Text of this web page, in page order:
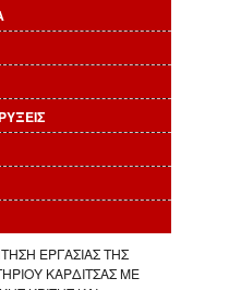
ΕΡΓΑΣΙΑΣ ΤΗΣ
ΚΑΡΔΙΤΣΑΣ ΜΕ